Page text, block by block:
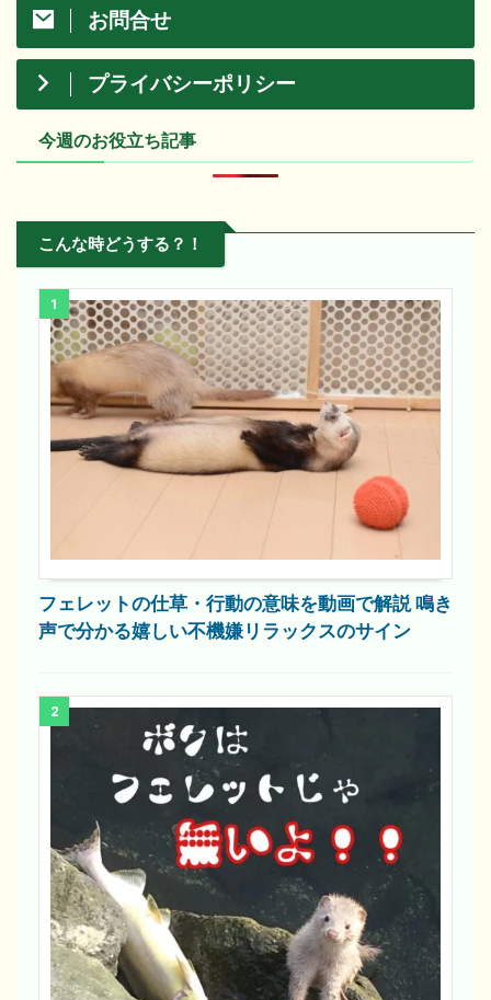
お問合せ
プライバシーポリシー
今週のお役立ち記事
こんな時どうする？！
1
フェレットの仕草・行動の意味を動画で解説 鳴き
声で分かる嬉しい不機嫌リラックスのサイン
2